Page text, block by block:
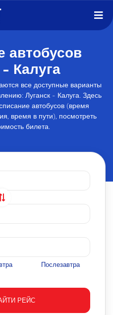
автобусов
Калуга
все доступные варианты
Луганск - Калуга. Здесь
автобусов (время
время в пути), посмотреть
билета.
Послезавтра